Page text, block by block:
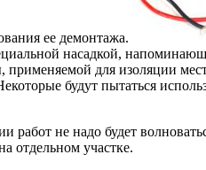
ее демонтажа.
насадкой,
для изоляции
будут пытаться
работ не надо будет
отдельном участке.